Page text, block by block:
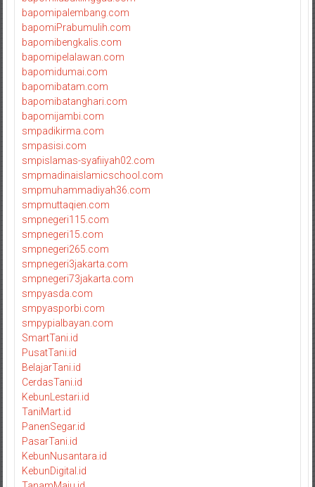
bapomipalembang.com
bapomiPrabumulih.com
bapomibengkalis.com
bapomipelalawan.com
bapomidumai.com
bapomibatam.com
bapomibatanghari.com
bapomijambi.com
smpadikirma.com
smpasisi.com
smpislamas-syafiiyah02.com
smpmadinaislamicschool.com
smpmuhammadiyah36.com
smpmuttaqien.com
smpnegeri115.com
smpnegeri15.com
smpnegeri265.com
smpnegeri3jakarta.com
smpnegeri73jakarta.com
smpyasda.com
smpyasporbi.com
smpypialbayan.com
SmartTani.id
PusatTani.id
BelajarTani.id
CerdasTani.id
KebunLestari.id
TaniMart.id
PanenSegar.id
PasarTani.id
KebunNusantara.id
KebunDigital.id